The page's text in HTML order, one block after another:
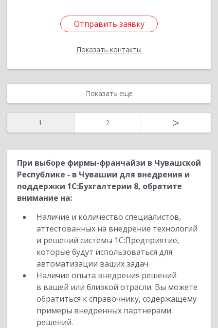
Отправить заявку
Показать контакты
Отправить заявку
Назад
Показать еще
1 2 >
При выборе фирмы-франчайзи в Чувашской
Республике - в Чувашии для внедрения и
поддержки 1С:Бухгалтерии 8, обратите
внимание на:
Наличие и количество специалистов,
аттестованных на внедрение технологий
и решений системы 1С:Предприятие,
которые будут использоваться для
автоматизации ваших задач.
Наличие опыта внедрения решений
в вашей или близкой отрасли. Вы можете
обратиться к справочнику, содержащему
примеры внедренных партнерами
решений.